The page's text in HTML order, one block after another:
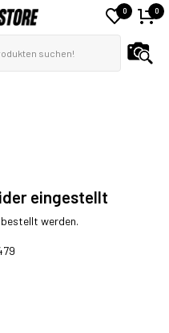
0 0
eingestellt
werden.